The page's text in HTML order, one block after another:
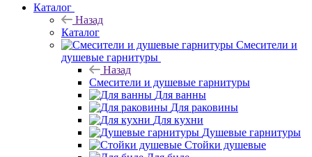
Каталог
Назад
Каталог
Смесители и
душевые гарнитуры
Назад
Смесители и душевые гарнитуры
Для ванны
Для раковины
Для кухни
Душевые гарнитуры
Стойки душевые